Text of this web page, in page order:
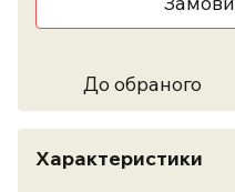
До обраного
Характеристики